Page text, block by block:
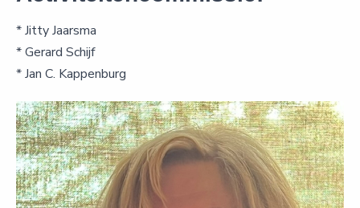
* Jitty Jaarsma
* Gerard Schijf
* Jan C. Kappenburg